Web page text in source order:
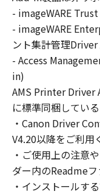
ェア」を使用
コンピュータ
よび条件を遵
し全責任を負
(2) お客様は、
「本ソフトウ
きます。
(3) 上記(1)お
ノンまたはキ
知的財産権も
ず、本契約書
諾されるもの
- imageWARE
- imageWARE
ント集計管理
- Access
in)
AMS Printer Driver
に標準同梱してい
・Canon Driver
V4.20以降をご利用
・ご使用上の注意
ダー内のReadmeフ
・インストールす